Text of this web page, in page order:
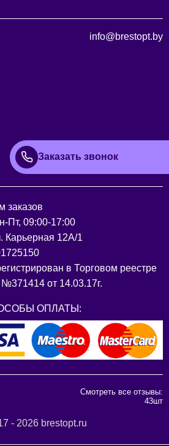
info@brestopt.by
Заказать звонок
заказов
Пт, 09:00-17:00
Карьерная 12А/1
в Торговом реестре
от 14.03.17г.
ОПЛАТЫ:
Смотреть все отзывы:
43шт
- 2026 brestopt.ru